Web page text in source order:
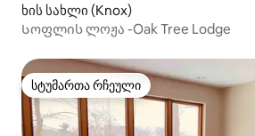
ხის სახლი (Knox)
Სოფლის ლოჟა -Oak Tree Lodge
სტუმართა რჩეული
სტუმართა რჩეული